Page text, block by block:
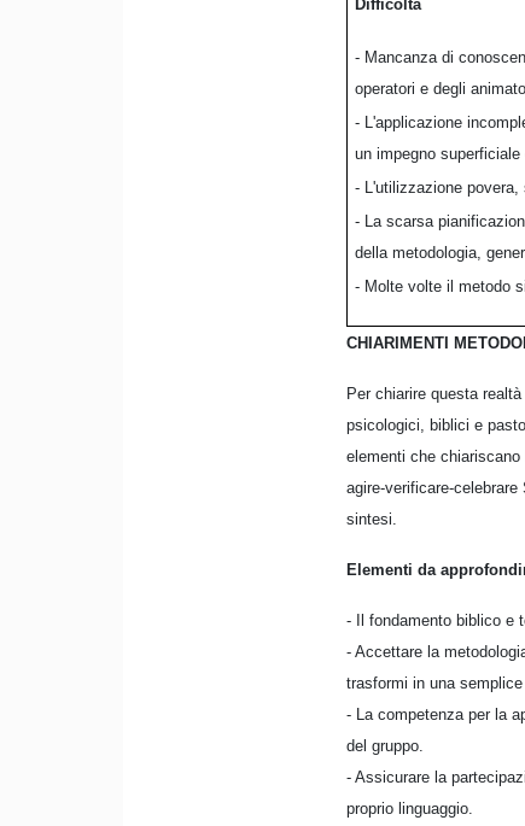
Difficoltà
- Mancanza di
operatori e degli
- L'applicazione
un impegno
- L'utilizzazione povera,
- La scarsa
della metodologia,
- Molte volte il metodo
CHIARIMENTI
Per chiarire questa
psicologici, biblici e
elementi che
agire-verificare-
sintesi.
Elementi da
- Il fondamento biblico e
- Accettare la
trasformi in una
- La competenza per la
del gruppo.
- Assicurare la
proprio linguaggio.